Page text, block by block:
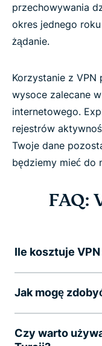
przechowywania
okres jednego
żądanie.
Korzystanie z
wysoce zalecane
internetowego.
rejestrów
Twoje dane
będziemy mieć do
FAQ:
Ile kosztuje
Jak mogę
Czy warto